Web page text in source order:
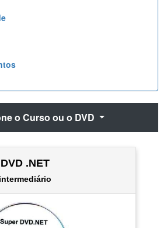
o Curso ou o DVD
DVD .NET
intermediário